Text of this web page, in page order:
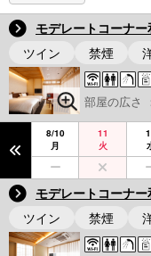
モデレートコーナー
ツイン
禁煙
部屋の広さ
8/10
月
11
火
モデレートコーナー
ツイン
禁煙